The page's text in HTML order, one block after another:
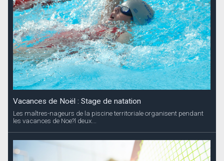
Vacances de Noël : Stage de natation
Les maîtres-nageurs de la piscine territoriale organisent pendant
les vacances de Noe?l deux...